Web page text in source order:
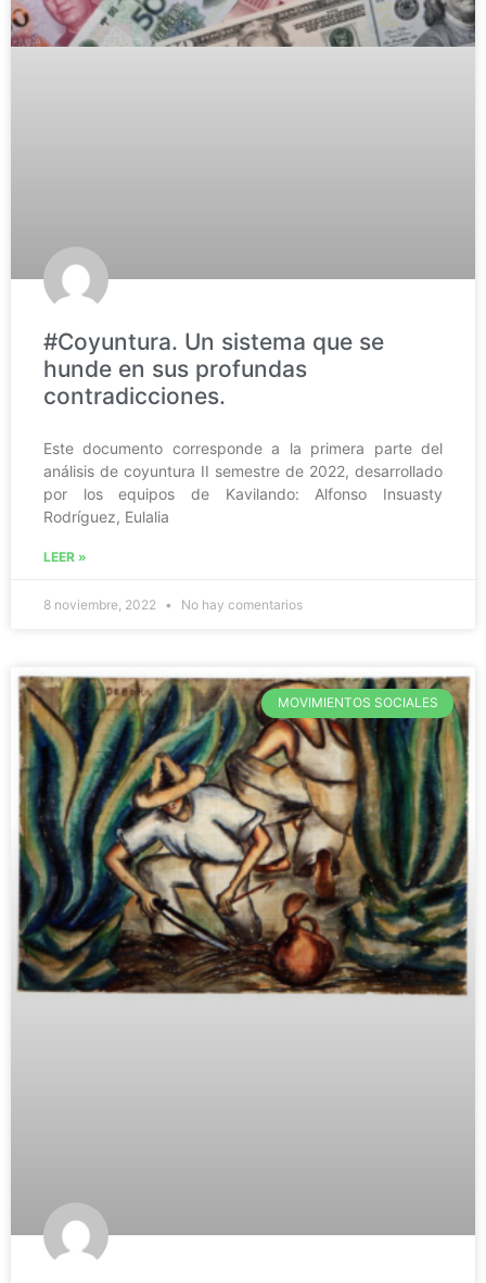
#Coyuntura. Un sistema que se
hunde en sus profundas
contradicciones.
Este documento corresponde a la primera parte del
análisis de coyuntura II semestre de 2022, desarrollado
por los equipos de Kavilando: Alfonso Insuasty
Rodríguez, Eulalia
LEER »
8 noviembre, 2022 No hay comentarios
MOVIMIENTOS SOCIALES